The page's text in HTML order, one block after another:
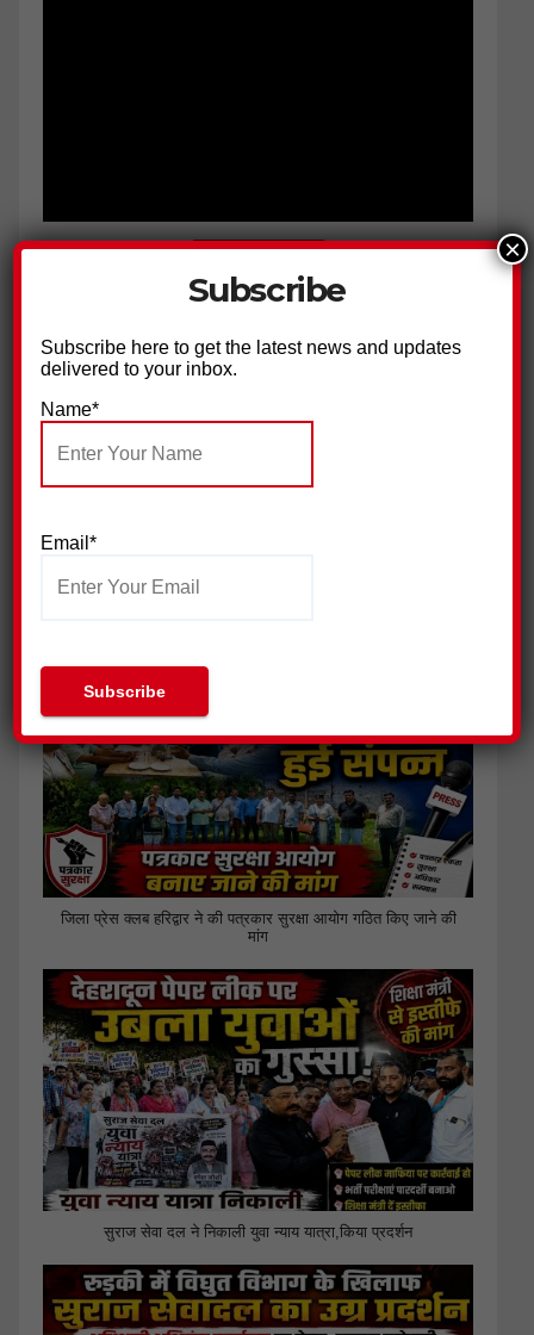
जिला प्रेस क्लब हरिद्वार ने की पत्रकार सुरक्षा आयोग गठित किए जाने की
मांग
सुराज सेवा दल ने निकाली युवा न्याय यात्रा,किया प्रदर्शन
Subscribe
Subscribe here to get the latest news and updates
delivered to your inbox.
Name*
Email*
×